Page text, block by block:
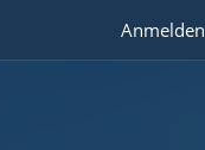
Anmelden